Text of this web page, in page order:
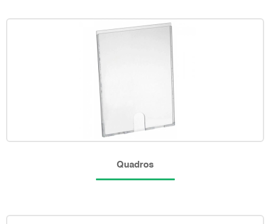
Quadros